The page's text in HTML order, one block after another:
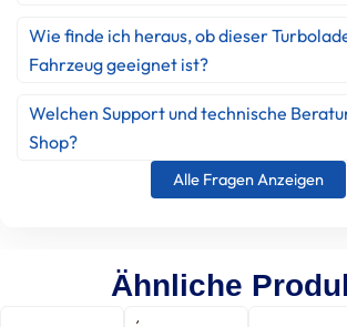
Wie finde ich heraus, ob dieser
Fahrzeug geeignet ist?
Welchen Support und technische
Shop?
Alle Fragen Anzeigen
Ähnliche